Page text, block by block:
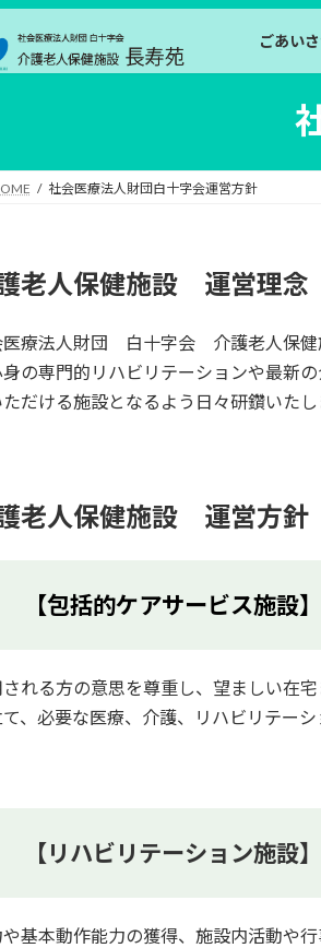
ごあい
社会医療法人財団白十字会運営方針
老人保健施設 運営理念
医療法人財団 白十字会 介護老人保健
身の専門的リハビリテーションや最新
ただける施設となるよう日々研鑽いた
老人保健施設 運営方針
【包括的ケアサービス施設】
れる方の意思を尊重し、望ましい在
て、必要な医療、介護、リハビリテー
【リハビリテーション施設】
や基本動作能力の獲得、施設内活動や